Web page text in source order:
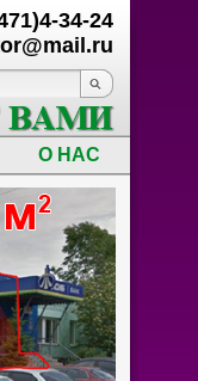
34-24
О НАС